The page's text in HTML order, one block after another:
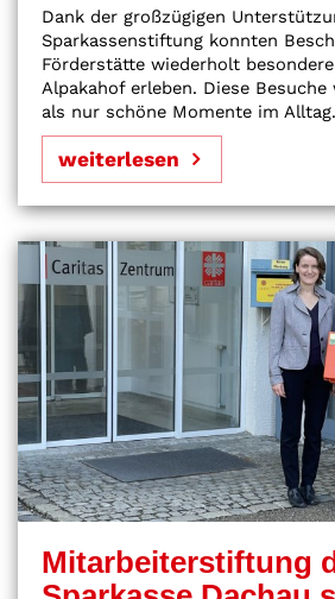
Dank der großzügigen
Sparkassenstiftung konnten
Förderstätte wiederholt
Alpakahof erleben. Diese
als nur schöne Momente im
weiterlesen
Mitarbeiterstiftung